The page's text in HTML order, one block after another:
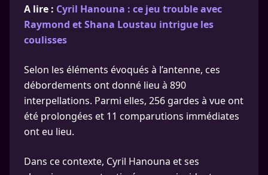
A lire : Cyril Hanouna : ce jeu trouble avec
Raymond et Shana Loustau intrigue les
coulisses
Selon les éléments évoqués à l’antenne, ces
débordements ont donné lieu à 890
interpellations. Parmi elles, 256 gardes à vue ont
été prolongées et 11 comparutions immédiates
ont eu lieu.
Dans ce contexte, Cyril Hanouna et ses